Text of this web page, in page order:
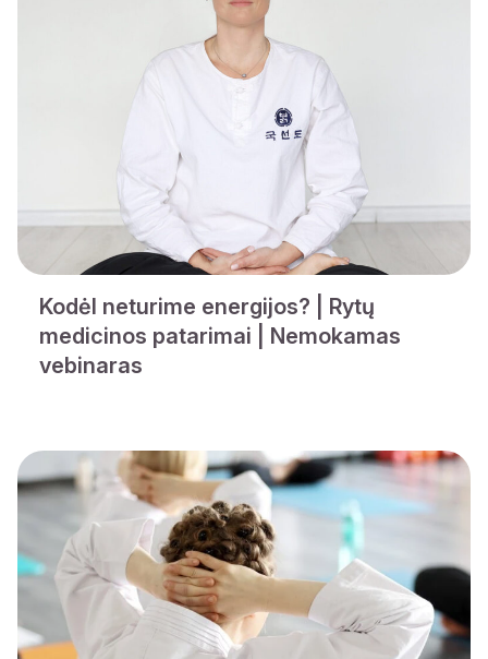
Kodėl neturime energijos? | Rytų
medicinos patarimai | Nemokamas
vebinaras